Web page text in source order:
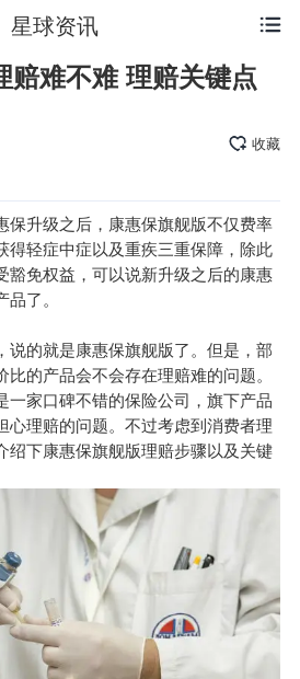
星球资讯
赔难不难 理赔关键点
收藏
升级之后， 康惠保旗舰版不仅费率
得轻症中症以及重疾三重保障，除此
豁免权益，可以说新升级之后的康惠
了。
的就是康惠保旗舰版了。但是，部
的产品会不会存在理赔难的问题。
家口碑不错的保险公司，旗下产品
心理赔的问题。不过考虑到消费者理
绍下康惠保旗舰版理赔步骤以及关键